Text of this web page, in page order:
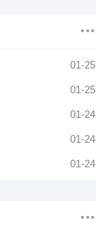
01-25
01-25
01-24
01-24
01-24